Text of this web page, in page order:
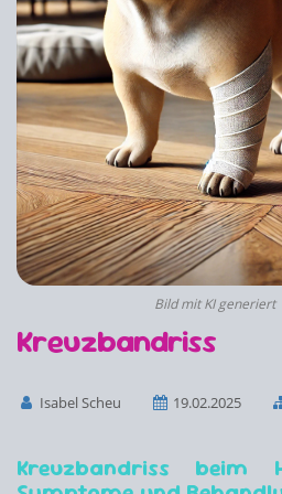
Bild mit KI generiert
Kreuzbandriss
Isabel Scheu 19.02.2025
Kreuzbandriss beim